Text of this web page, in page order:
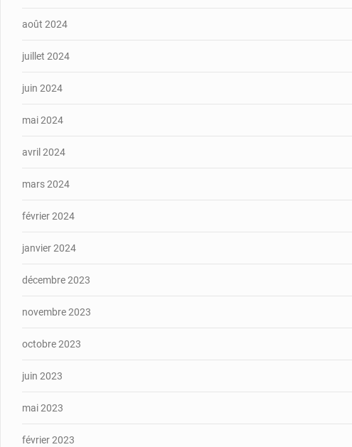
août 2024
juillet 2024
juin 2024
mai 2024
avril 2024
mars 2024
février 2024
janvier 2024
décembre 2023
novembre 2023
octobre 2023
juin 2023
mai 2023
février 2023